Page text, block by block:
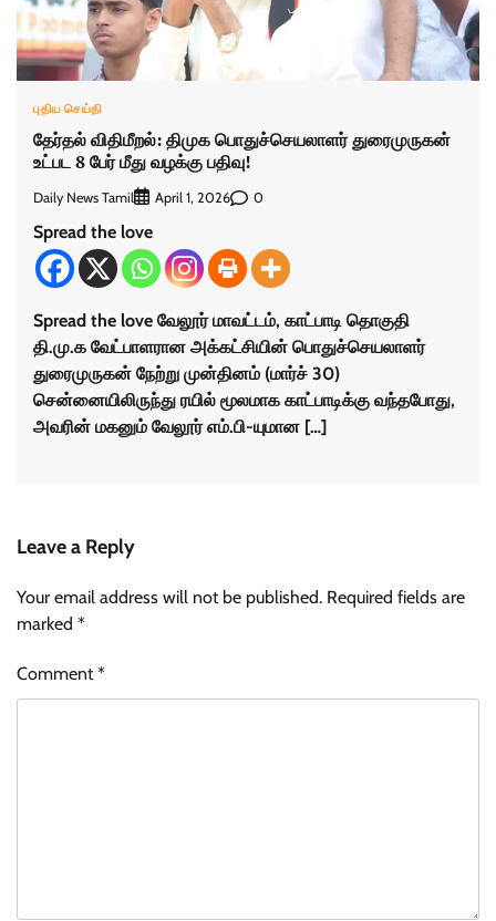
புதிய செய்தி
தேர்தல் விதிமீறல்: திமுக பொதுச்செயலாளர் துரைமுருகன்
உட்பட 8 பேர் மீது வழக்கு பதிவு!
Daily News Tamil April 1, 2026 0
Spread the love
Spread the love வேலூர் மாவட்டம், காட்பாடி தொகுதி
தி.மு.க வேட்பாளரான அக்கட்சியின் பொதுச்செயலாளர்
துரைமுருகன் நேற்று முன்தினம் (மார்ச் 30)
சென்னையிலிருந்து ரயில் மூலமாக காட்பாடிக்கு வந்தபோது,
அவரின் மகனும் வேலூர் எம்.பி-யுமான […]
Leave a Reply
Your email address will not be published. Required fields are
marked *
Comment*